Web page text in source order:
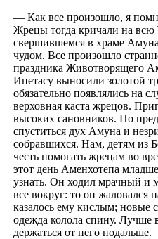
— Как все произошло, я
Жрецы тогда кричали на всю
свершившемся в храме
чудом. Все произошло
праздника Животворящего
Ипетасу выносили золотой
обязательно появлялись на
верховная каста жрецов.
высоких сановников. По
спуститься дух Амуна и
собравшихся. Нам, детям из
честь помогать жрецам во
этот день Аменхотепа
узнать. Он ходил мрачный и
все вокруг: то он жаловался
казалось ему кислым; новые
одежда колола спину. Лучше
держаться от него подальше.